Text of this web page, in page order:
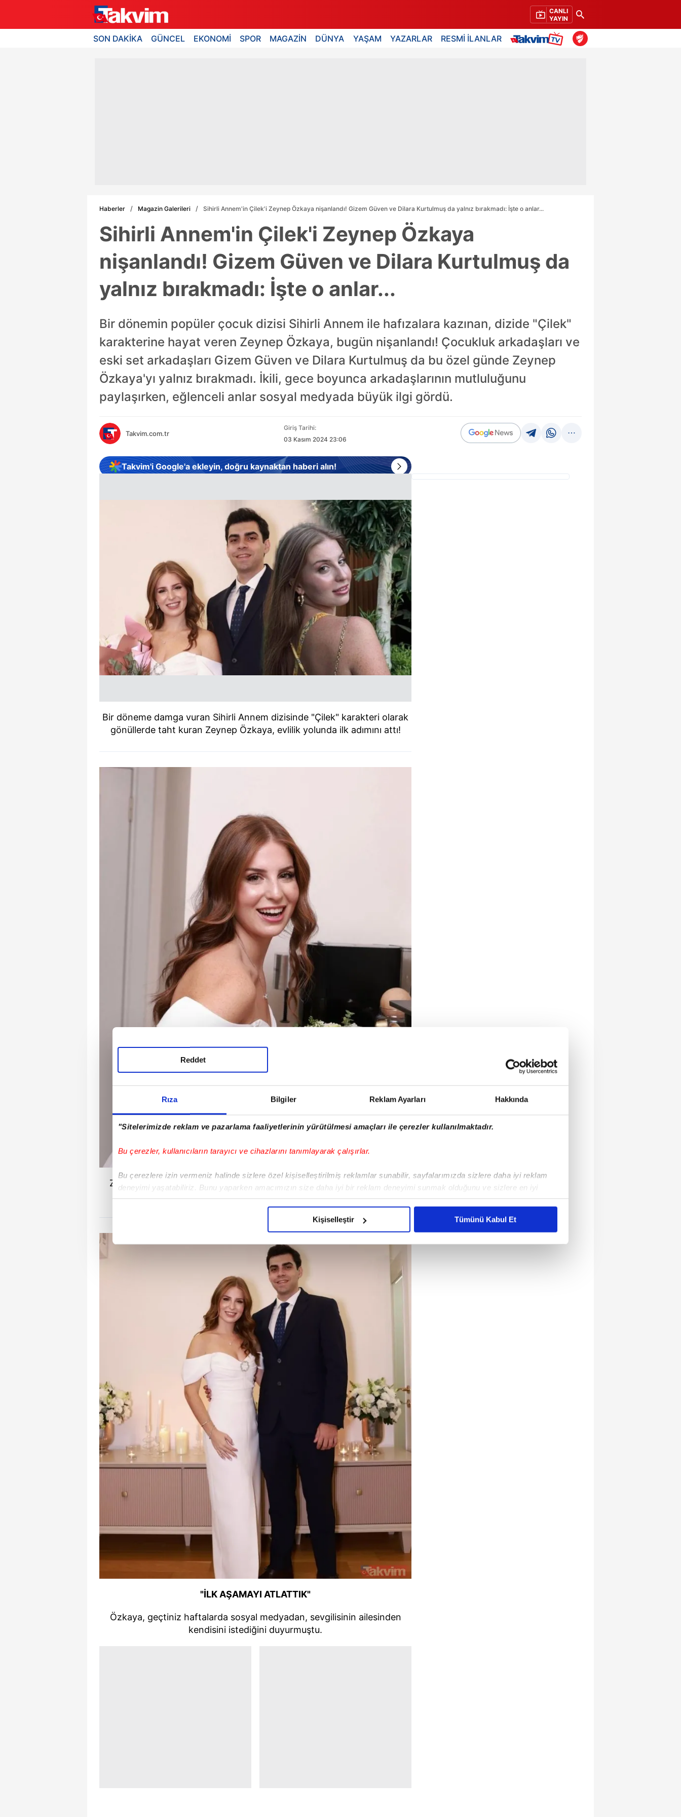
Rıza Bilgiler Reklam Ayarları Hakkında
"Sitelerimizde reklam ve pazarlama faaliyetlerinin yürütülmesi amaçları ile çerezler kullanılmaktadır.
Bu çerezler, kullanıcıların tarayıcı ve cihazlarını tanımlayarak çalışırlar.
Bu çerezlere izin vermeniz halinde sizlere özel kişiselleştirilmiş reklamlar sunabilir, sayfalarımızda sizlere daha iyi reklam
deneyimi yaşatabiliriz. Bunu yaparken amacımızın size daha iyi bir reklam deneyimi sunmak olduğunu ve sizlere en iyi
içerikleri sunabilmek adına elimizden gelen çabayı gösterdiğimizi ve bu noktada, reklamların maliyetlerimizi karşılamak
Sizlere daha iyi bir hizmet sunabilmek için İnternet Sitemizde kendimize ve üçüncü kişilere ait çerezler kullanılmaktadır. Bu
çerezler vasıtasıyla çeşitli kişisel verileriniz işlenmekte olup gerekli olan çerezler bilgi toplumu hizmetlerinin sunulması
amacıyla kullanılmaktadır. Diğer çerezler, sitemizin daha işlevsel kılınması ve kişiselleştirilmesi ve sizlere yönelik
reklam/pazarlama faaliyetlerinin yapılması, amaçlarıyla sınırlı olarak açık rızanız dahilinde kullanılacaktır.
Çerezlere ilişkin tercihlerinizi aşağıda yer alan panel vasıtasıyla belirleyebilirsiniz. Çerezlere ilişkin detaylı bilgi için Ayarlar
Çerez Bilgilendirme Metnimizi ziyaret edebilirsiniz.
6698 sayılı Kişisel Verilerin Korunması Kanunu uyarınca hazırlanmış Aydınlatma Metnimizi okumak ve sitemizde ilgili
mevzuata uygun olarak kullanılan çerezlerle ilgili bilgi almak için lütfen
Reddet
Kişiselleştir Tümünü Kabul Et
CANLI
YAYIN
SON DAKİKA GÜNCEL EKONOMİ SPOR MAGAZİN DÜNYA YAŞAM YAZARLAR RESMİ İLANLAR
Haberler Magazin Galerileri Sihirli Annem'in Çilek'i Zeynep Özkaya nişanlandı! Gizem Güven ve Dilara Kurtulmuş da yalnız bırakmadı: İşte o anlar...
Sihirli Annem'in Çilek'i Zeynep Özkaya
nişanlandı! Gizem Güven ve Dilara Kurtulmuş da
yalnız bırakmadı: İşte o anlar...
Bir dönemin popüler çocuk dizisi Sihirli Annem ile hafızalara kazınan, dizide "Çilek"
karakterine hayat veren Zeynep Özkaya, bugün nişanlandı! Çocukluk arkadaşları ve
eski set arkadaşları Gizem Güven ve Dilara Kurtulmuş da bu özel günde Zeynep
Özkaya'yı yalnız bırakmadı. İkili, gece boyunca arkadaşlarının mutluluğunu
paylaşırken, eğlenceli anlar sosyal medyada büyük ilgi gördü.
Takvim.com.tr
Giriş Tarihi:
03 Kasım 2024 23:06
Takvim'i Google'a ekleyin, doğru kaynaktan haberi alın!
Bir döneme damga vuran Sihirli Annem dizisinde "Çilek" karakteri olarak
gönüllerde taht kuran Zeynep Özkaya, evlilik yolunda ilk adımını attı!
Zeynep Özkaya, uzun yıllardır birlikte olduğu erkek arkadaşı Oğulcan
"İLK AŞAMAYI ATLATTIK"
Özkaya, geçtiniz haftalarda sosyal medyadan, sevgilisinin ailesinden
kendisini istediğini duyurmuştu.